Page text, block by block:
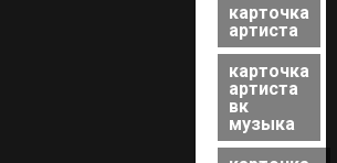
карточка
артиста
карточка
артиста
вк
музыка